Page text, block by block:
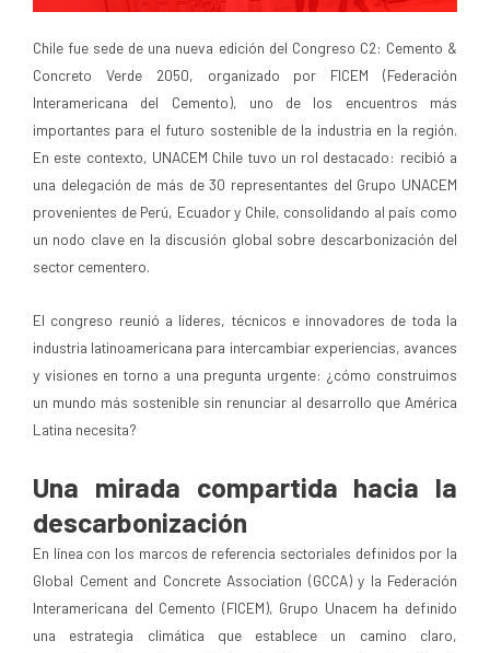
Chile fue sede de una nueva edición del Congreso C2: Cemento &
Concreto Verde 2050, organizado por FICEM (Federación
Interamericana del Cemento), uno de los encuentros más
importantes para el futuro sostenible de la industria en la región.
En este contexto, UNACEM Chile tuvo un rol destacado: recibió a
una delegación de más de 30 representantes del Grupo UNACEM
provenientes de Perú, Ecuador y Chile, consolidando al país como
un nodo clave en la discusión global sobre descarbonización del
sector cementero.
El congreso reunió a líderes, técnicos e innovadores de toda la
industria latinoamericana para intercambiar experiencias, avances
y visiones en torno a una pregunta urgente: ¿cómo construimos
un mundo más sostenible sin renunciar al desarrollo que América
Latina necesita?
Una mirada compartida hacia la
descarbonización
En línea con los marcos de referencia sectoriales definidos por la
Global Cement and Concrete Association (GCCA) y la Federación
Interamericana del Cemento (FICEM), Grupo Unacem ha definido
una estrategia climática que establece un camino claro,